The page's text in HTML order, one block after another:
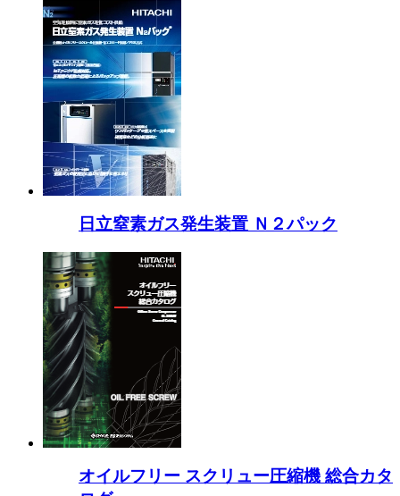
日立窒素ガス発生装置 Ｎ２パック
オイルフリー スクリュー圧縮機 総合カタ